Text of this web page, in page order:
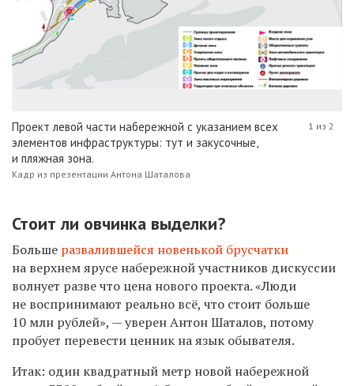
Проект левой части набережной с указанием всех
элементов инфраструктуры: тут и закусочные,
и пляжная зона.
Кадр из презентации Антона Шаталова
1 из 2
Стоит ли овчинка выделки?
Больше развалившейся новенькой брусчатки
на верхнем ярусе набережной участников дискуссии
волнует разве что цена нового проекта.«Люди
не воспринимают реально всё, что стоит больше
10 млн рублей», — уверен Антон Шаталов, потому
пробует перевести ценник на язык обывателя.
Итак: один квадратный метр новой набережной